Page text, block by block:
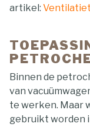
artikel:
Binnen de
van
te werken. Maar
gebruikt worden